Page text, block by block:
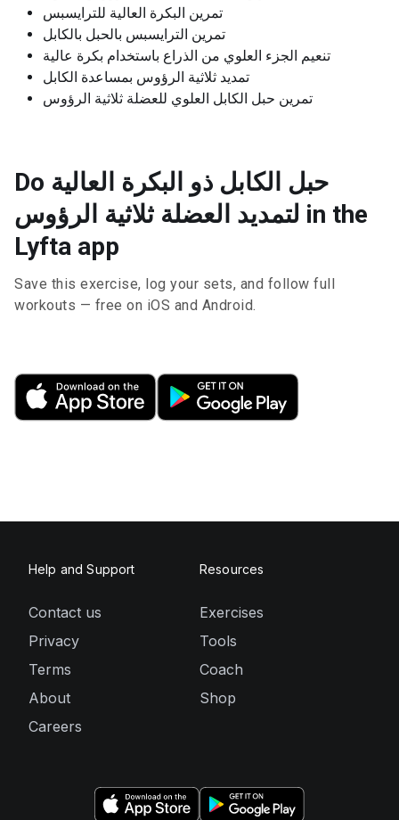
تمرين البكرة العالية للترايسبس
تمرين الترايسبس بالحبل بالكابل
تنعيم الجزء العلوي من الذراع باستخدام بكرة عالية
تمديد ثلاثية الرؤوس بمساعدة الكابل
تمرين حبل الكابل العلوي للعضلة ثلاثية الرؤوس
Do حبل الكابل ذو البكرة العالية
لتمديد العضلة ثلاثية الرؤوس in the
Lyfta app
Save this exercise, log your sets, and follow full
workouts — free on iOS and Android.
Help and Support
Contact us
Privacy
Terms
About
Careers
Resources
Exercises
Tools
Coach
Shop